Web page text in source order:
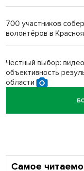
700 участников
волонтёров в
Честный выбор:
объективность
области
Кибертанки пошли в
Самое